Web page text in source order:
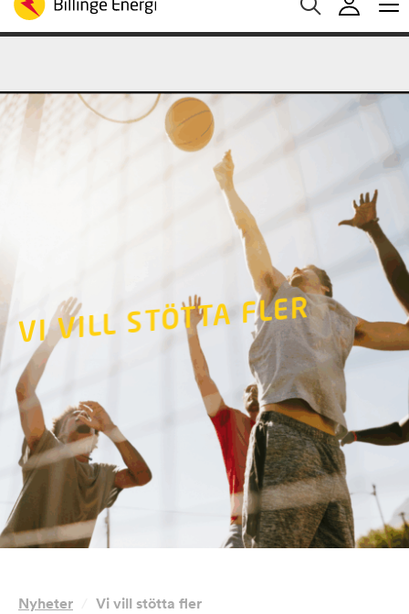
Aktuella elpriser Medelspotpris (1/08-7/08 (SE3): Spotpris just nu:
3
VI VILL STÖTTA FLER
Nyheter Vi vill stötta fler